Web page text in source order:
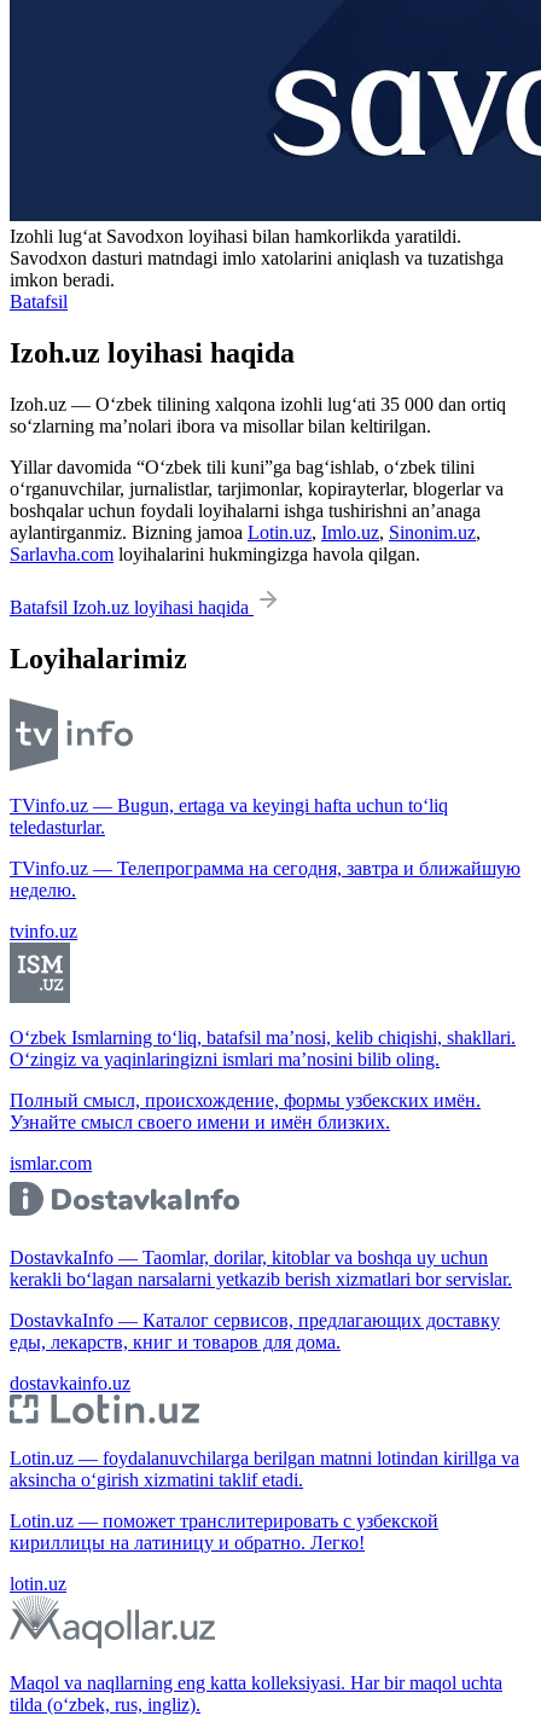
Izohli lugʻat Savodxon loyihasi bilan hamkorlikda yaratildi.
Savodxon dasturi matndagi imlo xatolarini aniqlash va tuzatishga
imkon beradi.
Batafsil
Izoh.uz loyihasi haqida
Izoh.uz — O‘zbek tilining xalqona izohli lug‘ati 35 000 dan ortiq
so‘zlarning ma’nolari ibora va misollar bilan keltirilgan.
Yillar davomida “O‘zbek tili kuni”ga bag‘ishlab, o‘zbek tilini
o‘rganuvchilar, jurnalistlar, tarjimonlar, kopirayterlar, blogerlar va
boshqalar uchun foydali loyihalarni ishga tushirishni an’anaga
aylantirganmiz. Bizning jamoa Lotin.uz, Imlo.uz, Sinonim.uz,
Sarlavha.com loyihalarini hukmingizga havola qilgan.
Batafsil Izoh.uz loyihasi haqida
Loyihalarimiz
TVinfo.uz — Bugun, ertaga va keyingi hafta uchun to‘liq
teledasturlar.
TVinfo.uz — Телепрограмма на сегодня, завтра и ближайшую
неделю.
tvinfo.uz
O‘zbek Ismlarning to‘liq, batafsil ma’nosi, kelib chiqishi, shakllari.
O‘zingiz va yaqinlaringizni ismlari ma’nosini bilib oling.
Полный смысл, происхождение, формы узбекских имён.
Узнайте смысл своего имени и имён близких.
ismlar.com
DostavkaInfo — Taomlar, dorilar, kitoblar va boshqa uy uchun
kerakli bo‘lagan narsalarni yetkazib berish xizmatlari bor servislar.
DostavkaInfo — Каталог сервисов, предлагающих доставку
еды, лекарств, книг и товаров для дома.
dostavkainfo.uz
Lotin.uz — foydalanuvchilarga berilgan matnni lotindan kirillga va
aksincha o‘girish xizmatini taklif etadi.
Lotin.uz — поможет транслитерировать с узбекской
кириллицы на латиницу и обратно. Легко!
lotin.uz
Maqol va naqllarning eng katta kolleksiyasi. Har bir maqol uchta
tilda (o‘zbek, rus, ingliz).